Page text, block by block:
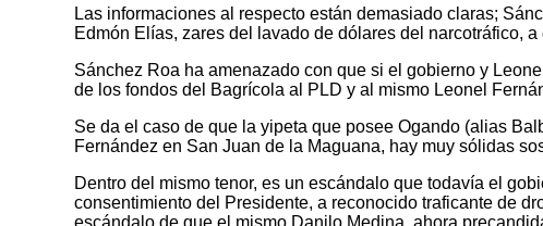
Las informaciones al respecto están demasiado claras;
Edmón Elías, zares del lavado de dólares del narcotráfico,
Sánchez Roa ha amenazado con que si el gobierno y
de los fondos del Bagrícola al PLD y al mismo Leonel
Se da el caso de que la yipeta que posee Ogando (alias
Fernández en San Juan de la Maguana, hay muy sólidas
Dentro del mismo tenor, es un escándalo que todavía el
consentimiento del Presidente, a reconocido traficante de
escándalo de que el mismo Danilo Medina, ahora